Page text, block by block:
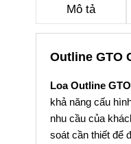
Mô tả
Outline GTO
Loa Outline
khả năng cấu
nhu cầu của
soát cần thiết để